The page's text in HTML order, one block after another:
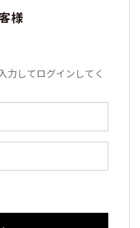
様
力してログインしてく